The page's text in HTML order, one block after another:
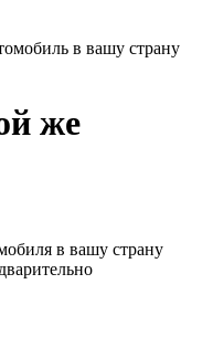
в вашу страну
же
в вашу страну